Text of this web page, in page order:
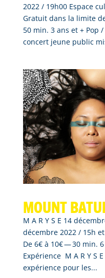
2022 / 19h00 Espace
Gratuit dans la limite
50 min. 3 ans et + Pop /
concert jeune public
Mount
M A R Y S E 14
décembre 2022 / 15h
De 6€ à 10€ — 30 min.
Expérience M A R Y S
expérience pour les...